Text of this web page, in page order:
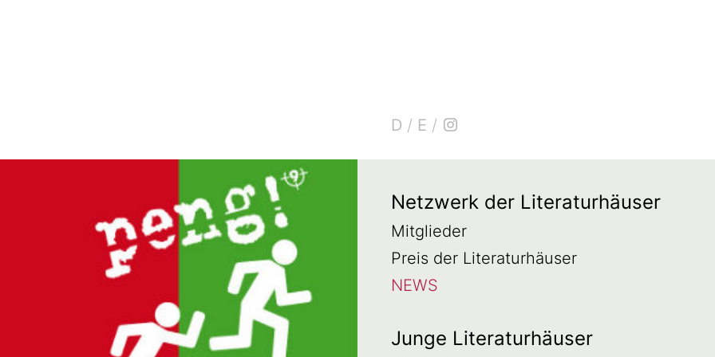
D / E /
Netzwerk der Literaturhäuser
Mitglieder
Preis der Literaturhäuser
NEWS
Junge Literaturhäuser